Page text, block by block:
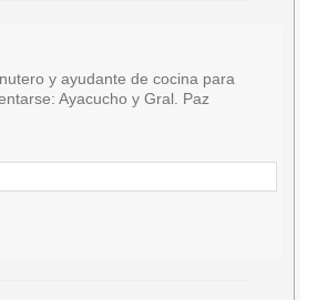
y ayudante de cocina para
Ayacucho y Gral. Paz